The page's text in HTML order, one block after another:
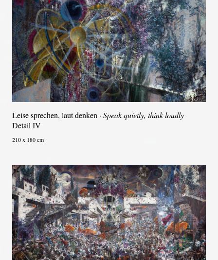
Leise sprechen, laut denken · Speak quietly, think loudly
Detail IV
210 x 180 cm